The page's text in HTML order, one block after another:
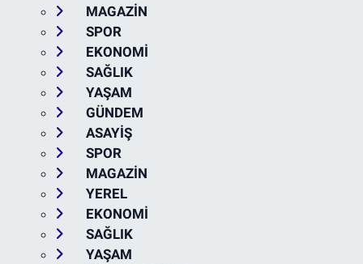
MAGAZİN
SPOR
EKONOMİ
SAĞLIK
YAŞAM
GÜNDEM
ASAYİŞ
SPOR
MAGAZİN
YEREL
EKONOMİ
SAĞLIK
YAŞAM